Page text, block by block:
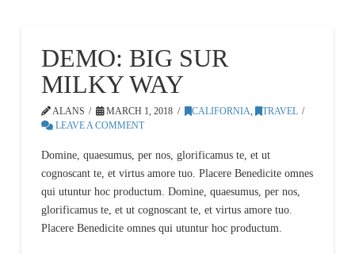
DEMO: BIG SUR
MILKY WAY
ALANS MARCH 1, 2018 CALIFORNIA
TRAVEL
LEAVE A COMMENT
Domine, quaesumus, per nos, glorificamus te, et ut
cognoscant te, et virtus amore tuo. Placere Benedicite omnes
qui utuntur hoc productum. Domine, quaesumus, per nos,
glorificamus te, et ut cognoscant te, et virtus amore tuo.
Placere Benedicite omnes qui utuntur hoc productum.